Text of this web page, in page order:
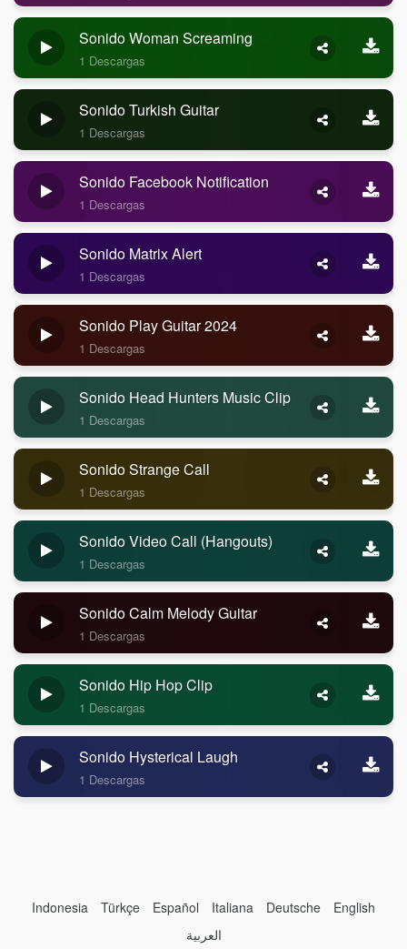
Sonido Woman Screaming
1 Descargas
Sonido Turkish Guitar
1 Descargas
Sonido Facebook Notification
1 Descargas
Sonido Matrix Alert
1 Descargas
Sonido Play Guitar 2024
1 Descargas
Sonido Head Hunters Music Clip
1 Descargas
Sonido Strange Call
1 Descargas
Sonido Video Call (Hangouts)
1 Descargas
Sonido Calm Melody Guitar
1 Descargas
Sonido Hip Hop Clip
1 Descargas
Sonido Hysterical Laugh
1 Descargas
Indonesia Türkçe Español Italiana Deutsche
English
العربية